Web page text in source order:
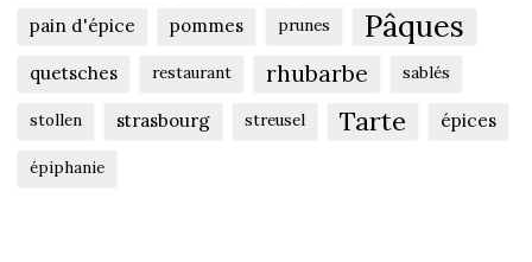
pain d'épice pommes prunes Pâques
quetsches restaurant rhubarbe sablés
stollen strasbourg streusel Tarte épices
épiphanie